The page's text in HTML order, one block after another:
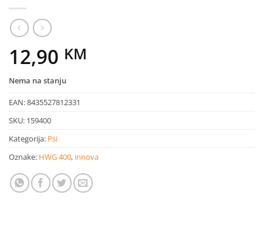
12,90 KM
Nema na stanju
EAN:8435527812331
SKU: 159400
Kategorija: Psi
Oznake: HWG 400, innova